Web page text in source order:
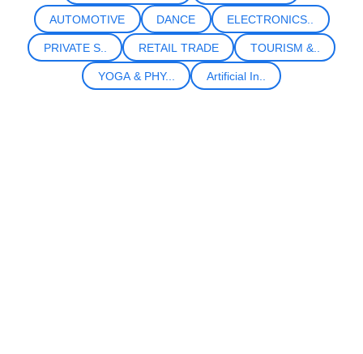
AUTOMOTIVE DANCE ELECTRONICS..
PRIVATE S.. RETAIL TRADE TOURISM &..
YOGA & PHY... Artificial In..